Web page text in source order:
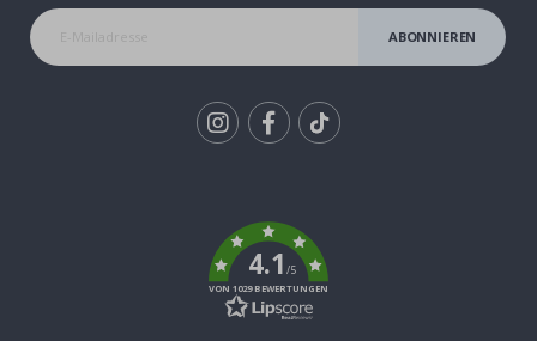
ABONNIEREN
4.1/5
VON 1029 BEWERTUNGEN